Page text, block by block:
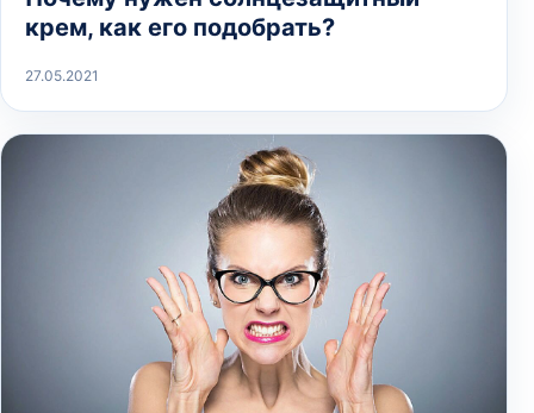
крем, как его подобрать?
27.05.2021